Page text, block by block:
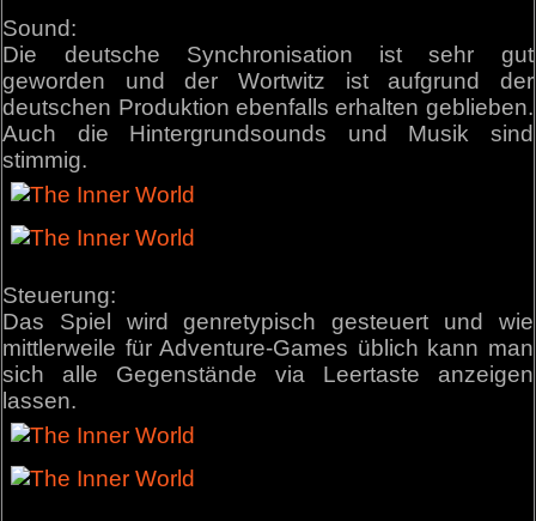
Sound:
Die deutsche Synchronisation ist sehr gut
geworden und der Wortwitz ist aufgrund der
deutschen Produktion ebenfalls erhalten geblieben.
Auch die Hintergrundsounds und Musik sind
stimmig.
Steuerung:
Das Spiel wird genretypisch gesteuert und wie
mittlerweile für Adventure-Games üblich kann man
sich alle Gegenstände via Leertaste anzeigen
lassen.